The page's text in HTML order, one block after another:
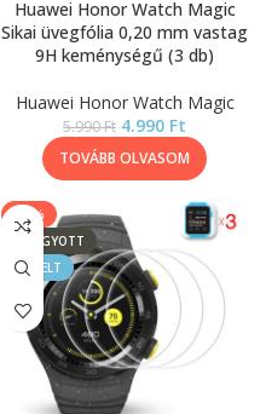
Huawei Honor Watch Magic
Sikai üvegfólia 0,20 mm vastag
9H keménységű (3 db)
Huawei Honor Watch Magic
5.990Ft 4.990 Ft
TOVÁBB OLVASOM
-17%
ELFOGYOTT
KIEMELT